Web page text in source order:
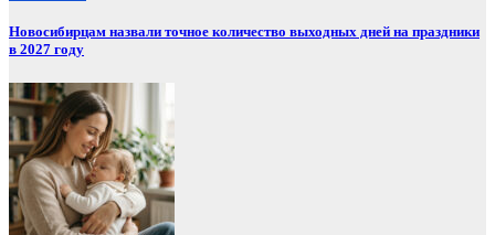
Новосибирцам назвали точное количество выходных дней на праздники
в 2027 году